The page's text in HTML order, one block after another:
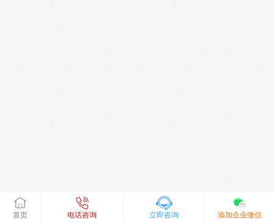
首页 电话咨询 立即咨询 添加企业微信